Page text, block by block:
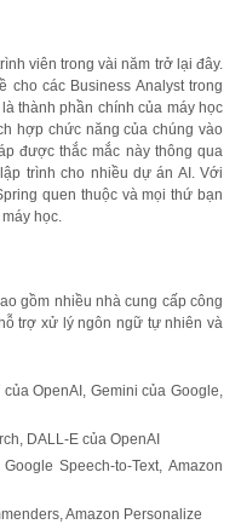
viên trong vài năm trở lại đây.
các Business Analyst trong
thành phần chính của máy học
hợp chức năng của chúng vào
được thắc mắc này thông qua
trình cho nhiều dự án AI. Với
quen thuộc và mọi thứ bạn
học.
gồm nhiều nhà cung cấp công
trợ xử lý ngôn ngữ tự nhiên và
của OpenAI, Gemini của Google,
DALL-E của OpenAI
Google Speech-to-Text, Amazon
Amazon Personalize